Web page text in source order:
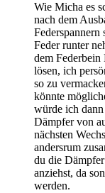
Wie Micha es
nach dem
Federspannern
Feder runter
dem Federbein
lösen, ich
so zu
könnte
würde ich
Dämpfer von
nächsten
andersrum
du die
anziehst, da
werden.